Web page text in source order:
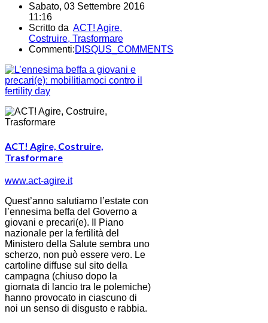
Sabato, 03 Settembre 2016
11:16
Scritto da ACT! Agire,
Costruire, Trasformare
Commenti:DISQUS_COMMENTS
ACT! Agire, Costruire,
Trasformare
www.act-agire.it
Quest’anno salutiamo l’estate con
l’ennesima beffa del Governo a
giovani e precari(e). Il Piano
nazionale per la fertilità del
Ministero della Salute sembra uno
scherzo, non può essere vero. Le
cartoline diffuse sul sito della
campagna (chiuso dopo la
giornata di lancio tra le polemiche)
hanno provocato in ciascuno di
noi un senso di disgusto e rabbia.